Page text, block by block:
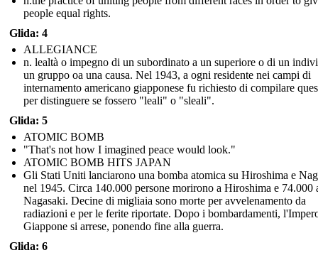
people equal rights.
Glida: 4
ALLEGIANCE
n. lealtà o impegno di un subordinato a un superiore o di un
un gruppo oa una causa. Nel 1943, a ogni residente nei campi di
internamento americano giapponese fu richiesto di compilare
per distinguere se fossero "leali" o "sleali".
Glida: 5
ATOMIC BOMB
"That's not how I imagined peace would look."
ATOMIC BOMB HITS JAPAN
Gli Stati Uniti lanciarono una bomba atomica su Hiroshima e
nel 1945. Circa 140.000 persone morirono a Hiroshima e 74.000
Nagasaki. Decine di migliaia sono morte per avvelenamento da
radiazioni e per le ferite riportate. Dopo i bombardamenti,
Giappone si arrese, ponendo fine alla guerra.
Glida: 6